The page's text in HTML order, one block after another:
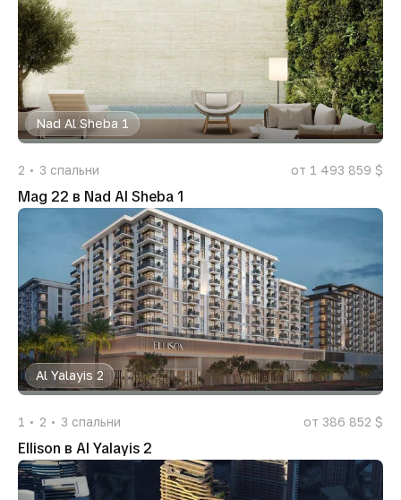
Nad Al Sheba 1
2 3 спальни от 1 493 859 $
Mag 22 в Nad Al Sheba 1
Al Yalayis 2
1 2 3 спальни от 386 852 $
Ellison в Al Yalayis 2